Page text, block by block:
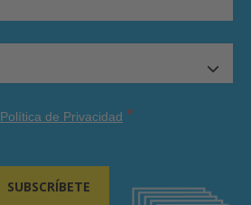
Política de Privacidad *